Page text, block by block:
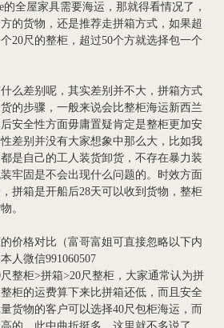
的全屋家具需要海运，那就得看情况了，
的货物，还是推荐走拼箱方式，如果超
20尺的整柜，超过50个方就选择包一个
么差别呢，其实差别并不大，拼箱方式
的步骤，一般来说会比整柜海运新西兰
安全性方面毋庸置疑肯定是整柜更加安
差别并没有大家想象中那么大，比如我
是自己的工人装货卸货，不存在暴力装
牢固是不会出现什么问题的。时效方面
拼箱是开船后28天可以收到货物，整柜
。
价格对比（富哥富姐可直接忽略以下内
人微信991060507
整柜>拼箱>20尺整柜，大家通常认为拼
柜的运费算下来比拼箱还低，而且安全
货物的客户可以选择40尺包柜海运，而